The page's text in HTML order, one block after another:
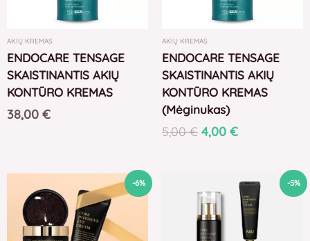
AKIŲ KREMAS
ENDOCARE TENSAGE
SKAISTINANTIS AKIŲ
KONTŪRO KREMAS
38,00 €
AKIŲ KREMAS
ENDOCARE TENSAGE
SKAISTINANTIS AKIŲ
KONTŪRO KREMAS
(Mėginukas)
5,00€ 4,00 €
-6%
price
was:
104,00 €.
Current
price
is:
98,00 €.
-5%
Original
price
was:
194,00 €.
Current
price